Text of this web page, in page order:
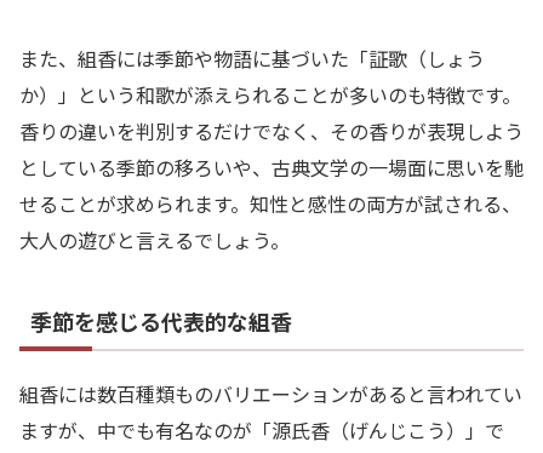
また、組香には季節や物語に基づいた「証歌（しょう
か）」という和歌が添えられることが多いのも特徴です。
香りの違いを判別するだけでなく、その香りが表現しよう
としている季節の移ろいや、古典文学の一場面に思いを馳
せることが求められます。知性と感性の両方が試される、
大人の遊びと言えるでしょう。
季節を感じる代表的な組香
組香には数百種類ものバリエーションがあると言われてい
ますが、中でも有名なのが「源氏香（げんじこう）」で